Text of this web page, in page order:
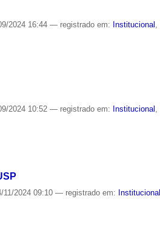
2024 16:44— registrado em: Institucional
2024 10:52— registrado em: Institucional
11/2024 09:10— registrado em: Institucional